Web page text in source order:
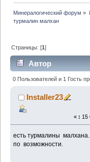
Минералогический форум »
турмалин малхан
Страницы: [1]
Автор
(Прочитано 1400
0 Пользователей и 1 Гость
Installer23
« : 15
есть турмалины
по возможности.